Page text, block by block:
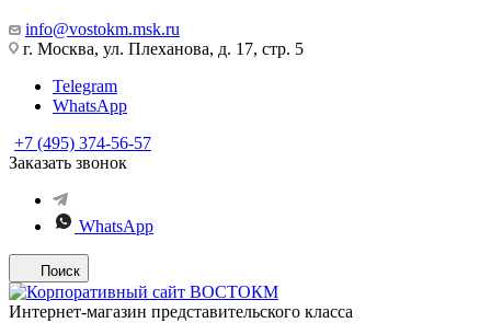
info@vostokm.msk.ru
г. Москва, ул. Плеханова, д. 17, стр. 5
Telegram
WhatsApp
+7 (495) 374-56-57
Заказать звонок
WhatsApp
Поиск
Интернет-магазин представительского класса